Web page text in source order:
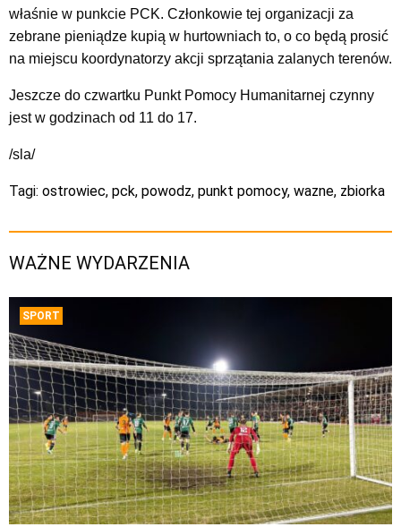
właśnie w punkcie PCK. Członkowie tej organizacji za
zebrane pieniądze kupią w hurtowniach to, o co będą prosić
na miejscu koordynatorzy akcji sprzątania zalanych terenów.
Jeszcze do czwartku Punkt Pomocy Humanitarnej czynny
jest w godzinach od 11 do 17.
/sla/
Tagi: ostrowiec, pck, powodz, punkt pomocy, wazne, zbiorka
WAŻNE WYDARZENIA
SPORT